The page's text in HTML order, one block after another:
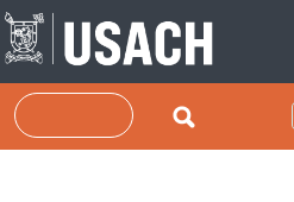
Skip to main content
Search